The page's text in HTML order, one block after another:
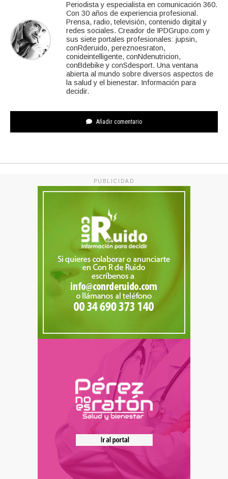
Periodista y especialista en comunicación 360.
Con 30 años de experiencia profesional.
Prensa, radio, televisión, contenido digital y
redes sociales. Creador de IPDGrupo.com y
sus siete portales profesionales: jupsin,
conRderuido, pereznoesraton,
conideintelligente, conNdenutricion,
conBdebike y conSdesport. Una ventana
abierta al mundo sobre diversos aspectos de
la salud y el bienestar. Información para
decidir.
Añadir comentario
PUBLICIDAD